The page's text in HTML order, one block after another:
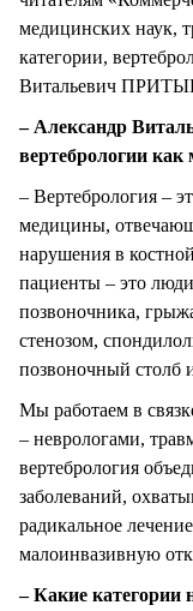
медицинских наук,
категории,
Витальевич
– Александр
вертебрологии как
– Вертебрология –
медицины,
нарушения в
пациенты – это
позвоночника,
стенозом,
позвоночный столб
Мы работаем в
– неврологами,
вертебрология
заболеваний,
радикальное
малоинвазивную
– Какие категории